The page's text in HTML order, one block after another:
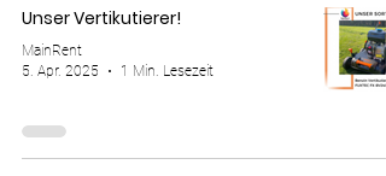
Unser Vertikutierer!
MainRent
5. Apr. 2025
1 Min. Lesezeit